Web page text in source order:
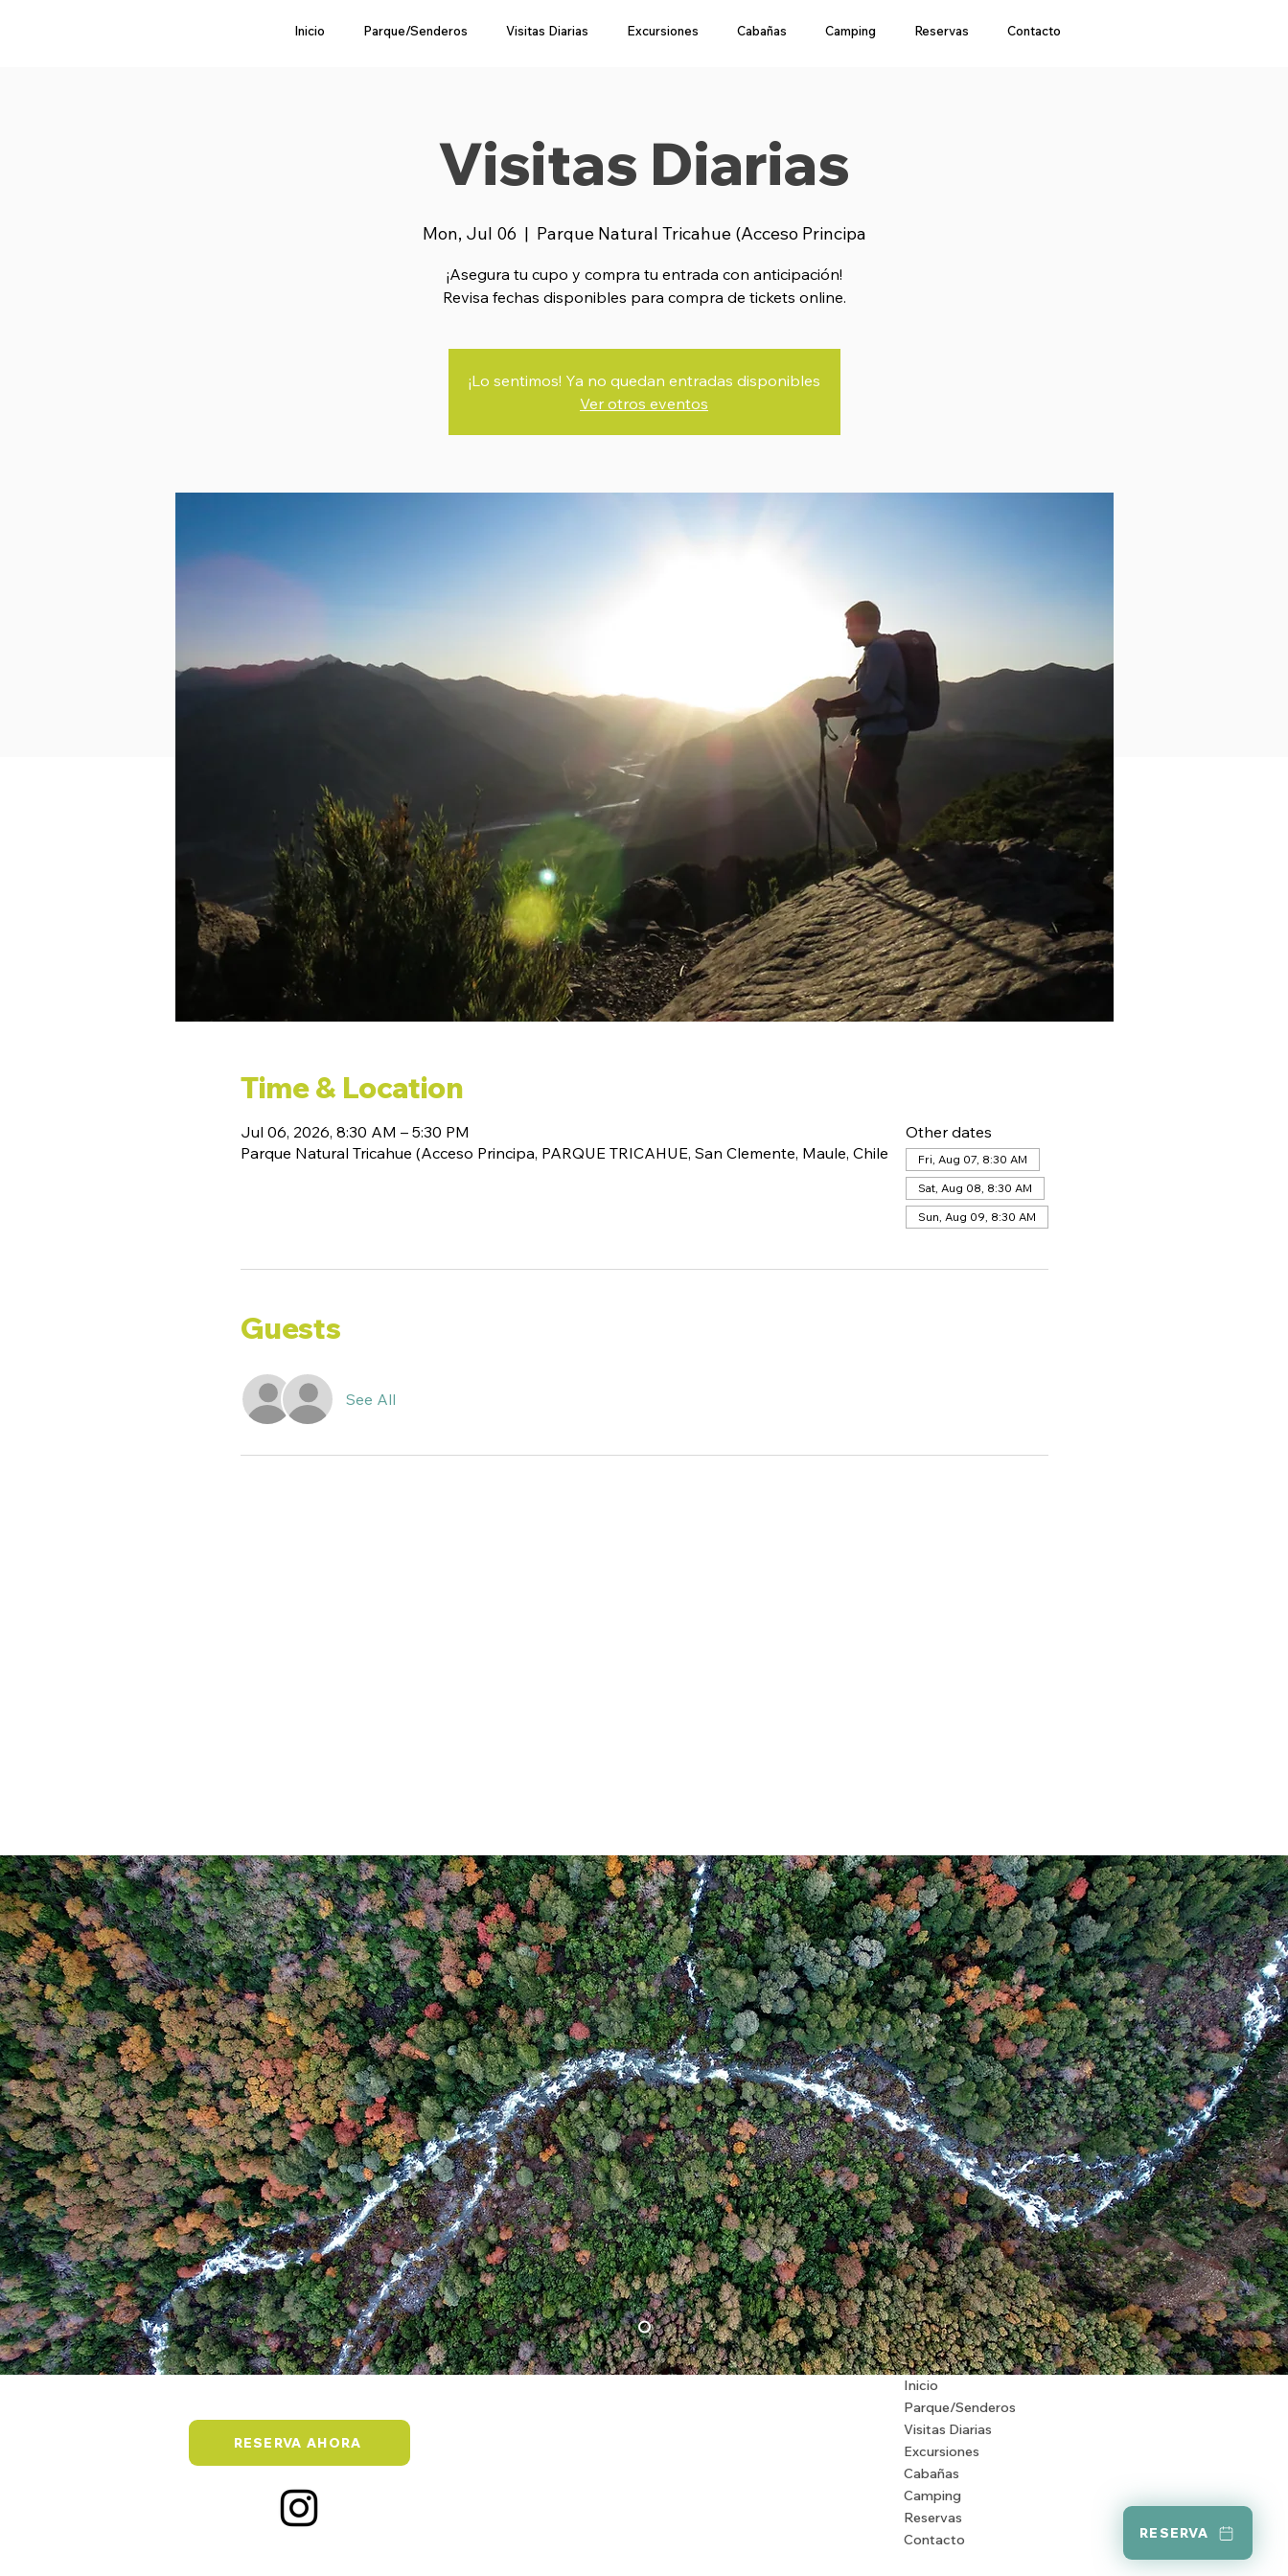
Inicio Parque/Senderos Visitas Diarias Excursiones Cabañas Camping Reservas Contacto
Visitas Diarias
Mon, Jul 06
  |
Parque Natural Tricahue (Acceso Principa
¡Asegura tu cupo y compra tu entrada con anticipación!
Revisa fechas disponibles para compra de tickets online.
¡Lo sentimos! Ya no quedan entradas disponibles
Ver otros eventos
Time & Location
Jul 06, 2026, 8:30 AM – 5:30 PM
Parque Natural Tricahue (Acceso Principa, PARQUE TRICAHUE, San Clemente, Maule, Chile
Other dates
Fri, Aug 07, 8:30 AM
Sat, Aug 08, 8:30 AM
Sun, Aug 09, 8:30 AM
Guests
See All
RESERVA
RESERVA AHORA
Inicio
Parque/Senderos
Visitas Diarias
Excursiones
Cabañas
Camping
Reservas
Contacto